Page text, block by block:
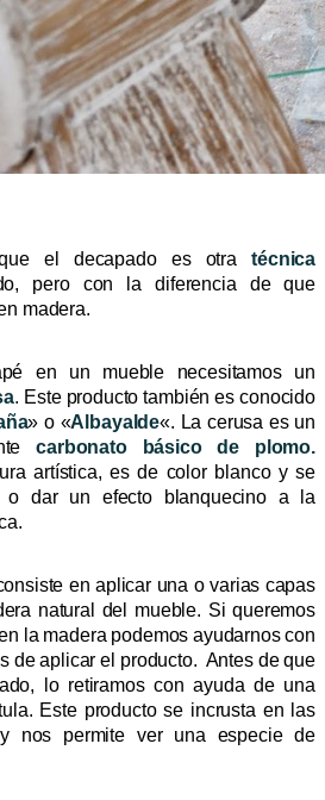
el decapado es otratécnica
pero con la diferencia de que
madera.
en un mueble necesitamos un
. Este producto también es conocido
» o «Albayalde«. La cerusa es un
carbonato básico de plomo.
artística, es de color blanco y se
o dar un efecto blanquecino a la
en aplicar una o varias capas
natural del mueble. Si queremos
la madera podemos ayudarnos con
de aplicar el producto. Antes de que
lo retiramos con ayuda de una
Este producto se incrusta en las
nos permite ver una especie de